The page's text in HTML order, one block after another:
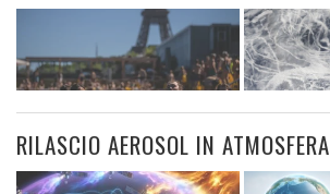
RILASCIO AEROSOL IN ATMOSFERA